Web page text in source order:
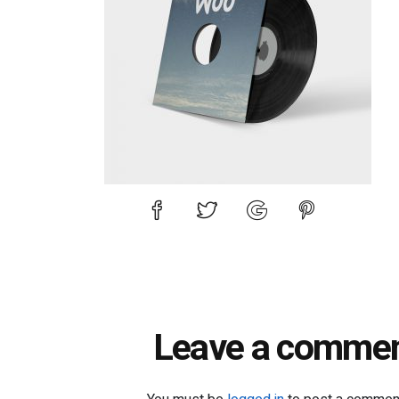
Leave a